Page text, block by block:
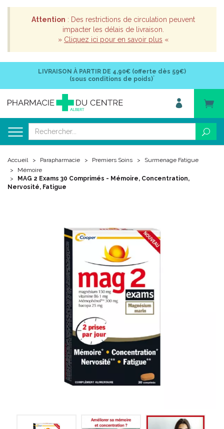
Attention : Des restrictions de circulation peuvent
impacter les délais de livraison.
» Cliquez ici pour en savoir plus «
LIVRAISON À PARTIR DE 4,90€ (offerte dès 59€)
(sous conditions de poids)*
Accueil Parapharmacie Premiers Soins
Surmenage Fatigue
Mémoire
MAG 2 Exams 30 Comprimés - Mémoire, Concentration,
Nervosité, Fatigue